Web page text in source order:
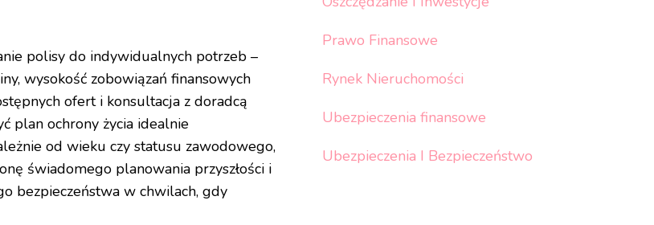
polisy do indywidualnych potrzeb –
wysokość zobowiązań finansowych
ofert i konsultacja z doradcą
plan ochrony życia idealnie
od wieku czy statusu zawodowego,
świadomego planowania przyszłości i
bezpieczeństwa w chwilach, gdy
Prawo Finansowe
Rynek Nieruchomości
Ubezpieczenia finansowe
Ubezpieczenia I Bezpieczeństwo